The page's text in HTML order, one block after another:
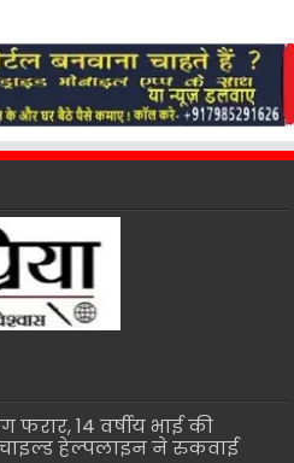
फरार, 14 वर्षीय भाई की
हेल्पलाइन ने रुकवाई